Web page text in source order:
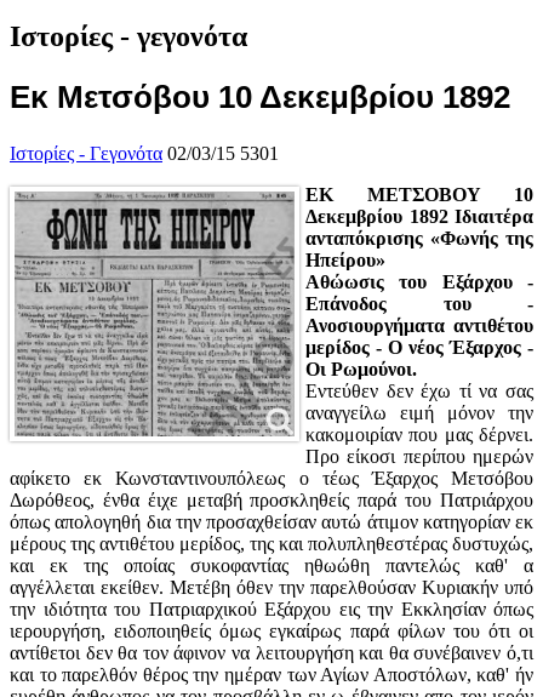
Ιστορίες - γεγονότα
Εκ Μετσόβου 10 Δεκεμβρίου 1892
Ιστορίες - Γεγονότα 02/03/15 5301
ΕΚ ΜΕΤΣΟΒΟΥ 10
Δεκεμβρίου 1892 Ιδιαιτέρα
ανταπόκρισης «Φωνής της
Ηπείρου»
Αθώωσις του Εξάρχου -
Επάνοδος του -
Ανοσιουργήματα αντιθέτου
μερίδος - Ο νέος Έξαρχος -
Οι Ρωμούνοι.
Εντεύθεν δεν έχω τί να σας
αναγγείλω ειμή μόνον την
κακομοιρίαν που μας δέρνει.
Προ είκοσι περίπου ημερών
αφίκετο εκ Κωνσταντινουπόλεως ο τέως Έξαρχος Μετσόβου
Δωρόθεος, ένθα έιχε μεταβή προσκληθείς παρά του Πατριάρχου
όπως απολογηθή δια την προσαχθείσαν αυτώ άτιμον κατηγορίαν εκ
μέρους της αντιθέτου μερίδος, της και πολυπληθεστέρας δυστυχώς,
και εκ της οποίας συκοφαντίας ηθωώθη παντελώς καθ' α
αγγέλλεται εκείθεν. Μετέβη όθεν την παρελθούσαν Κυριακήν υπό
την ιδιότητα του Πατριαρχικού Εξάρχου εις την Εκκλησίαν όπως
ιερουργήση, ειδοποιηθείς όμως εγκαίρως παρά φίλων του ότι οι
αντίθετοι δεν θα τον άφινον να λειτουργήση και θα συνέβαινεν ό,τι
και το παρελθόν θέρος την ημέραν των Αγίων Αποστόλων, καθ' ήν